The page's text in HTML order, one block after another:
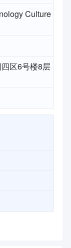
Culture
区6号楼8层